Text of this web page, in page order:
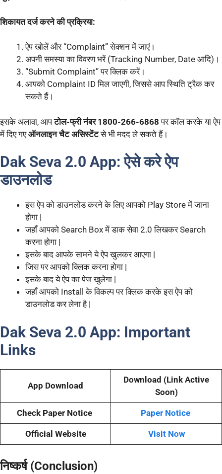
शिकायत दर्ज करने की प्रक्रिया:
ऐप खोलें और “Complaint” सेक्शन में जाएं।
अपनी समस्या का विवरण भरें (Tracking Number, Date आदि)।
“Submit Complaint” पर क्लिक करें।
आपको Complaint ID मिल जाएगी, जिससे आप स्थिति ट्रैक कर
सकते हैं।
इसके अलावा, आपटोल-फ्री नंबर 1800-266-6868 पर कॉल करके या ऐप
में दिए गएऑनलाइन चैट असिस्टेंटसे भी मदद ले सकते हैं।
Dak Seva 2.0 App:ऐसे करे ऐप
डाउनलोड
इस ऐप को डाउनलोड करने के लिए आपको Play Store में जाना
होगा |
जहाँ आपको Search Box में डाक सेवा 2.0 लिखकर Search
करना होगा |
इसके बाद आपके सामने ये ऐप खुलकर आएगा |
जिस पर आपको क्लिक करना होगा |
इसके बाद ये ऐप का पेज खुलेगा |
जहाँ आपको Install के विकल्प पर क्लिक करके इस ऐप को
डाउनलोड कर लेना है |
Dak Seva 2.0 App: Important
Links
App Download
Download (Link Active
Soon)
Check Paper Notice Paper Notice
Official Website Visit Now
निष्कर्ष (Conclusion)